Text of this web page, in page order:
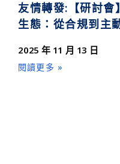
友情轉發:【研討
生態：從合規到主
2025 年 11 月 13 日
閱讀更多 »